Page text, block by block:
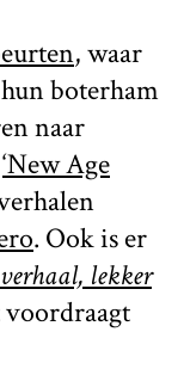
, waar
boterham
naar
‘New Age
. Ook is er
lekker
voordraagt